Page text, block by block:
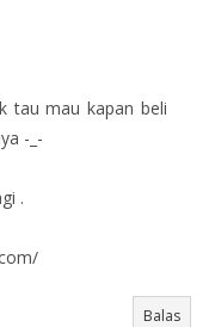
tau mau kapan beli
-_-
.
Balas